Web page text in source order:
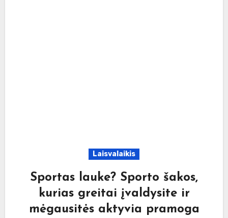
Laisvalaikis
Sportas lauke? Sporto šakos,
kurias greitai įvaldysite ir
mėgausitės aktyvia pramoga